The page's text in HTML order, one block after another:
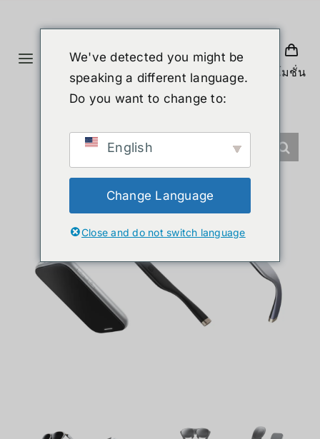
เนื้อหาToggle
Navigation
หน้าแรก
หุ่นยนต์รูปร่างมนุษย์
ข่าวสาร
บริการ
เกี่ยวกับเรา
โปรโมชั่น
We've detected you might be
speaking a different language.
Do you want to change to:
English
Change Language
Close and do not switch language